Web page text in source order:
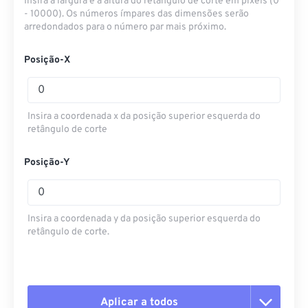
- 10000). Os números ímpares das dimensões serão
arredondados para o número par mais próximo.
Posição-X
Insira a coordenada x da posição superior esquerda do
retângulo de corte
Posição-Y
Insira a coordenada y da posição superior esquerda do
retângulo de corte.
Aplicar a todos